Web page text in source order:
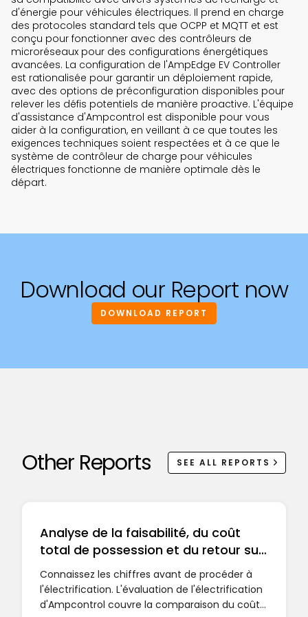
d'énergie pour véhicules électriques. Il prend en charge
des protocoles standard tels que OCPP et MQTT et est
conçu pour fonctionner avec des contrôleurs de
microréseaux pour des configurations énergétiques
avancées. La configuration de l'AmpEdge EV Controller
est rationalisée pour garantir un déploiement rapide,
avec des options de préconfiguration disponibles pour
relever les défis potentiels de manière proactive. L'équipe
d'assistance d'Ampcontrol est disponible pour vous
aider à la configuration, en veillant à ce que toutes les
exigences techniques soient respectées et à ce que le
système de contrôleur de charge pour véhicules
électriques fonctionne de manière optimale dès le
départ.
Download our Report now
DOWNLOAD REPORT
Other Reports SEE ALL REPORTS
Analyse de la faisabilité, du coût
total de possession et du retour sur
investissement pour les flottes et
les sites électriques
Connaissez les chiffres avant de procéder à
l'électrification. L'évaluation de l'électrification
d'Ampcontrol couvre la comparaison du coût